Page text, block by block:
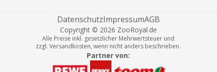
DatenschutzImpressumAGB
Copyright © 2026 ZooRoyal.de
Alle Preise inkl. gesetzlicher Mehrwertsteuer und
zzgl. Versandkosten, wenn nicht anders beschrieben.
Partner von: